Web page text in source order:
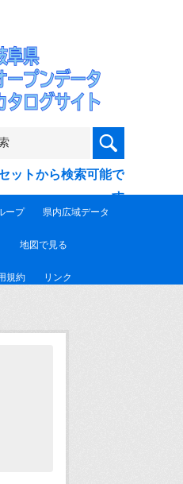
ットから検索可能で
す
ープ 県内広域データ
地図で見る
規約 リンク